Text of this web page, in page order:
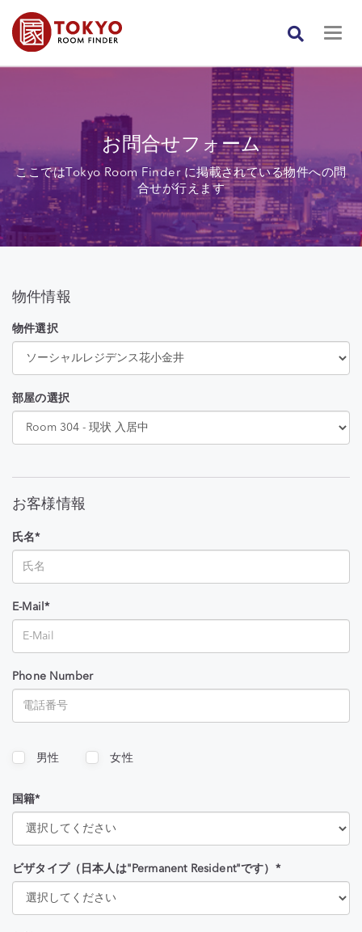
お問合せフォーム
ここではTokyo Room Finder に掲載されている物件への問
合せが行えます
物件情報
物件選択
部屋の選択
お客様情報
氏名*
E-Mail*
Phone Number
男性 女性
国籍*
ビザタイプ（日本人は"Permanent Resident"です）*